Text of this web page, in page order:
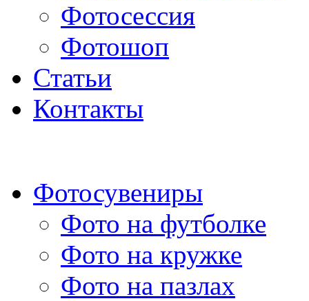
Фотосессия
Фотошоп
Статьи
Контакты
Фотосувениры
Фото на футболке
Фото на кружке
Фото на пазлах